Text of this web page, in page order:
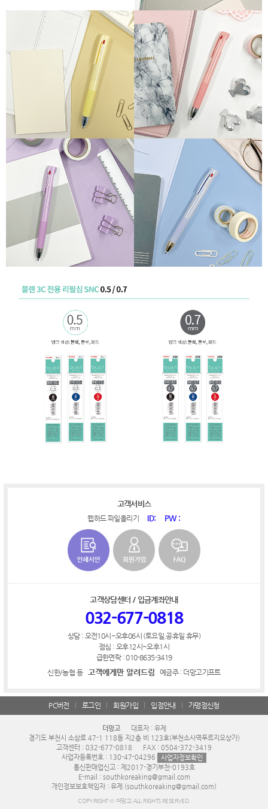
고객서비스
웹하드 파일올리기 ID: PW :
고객상담센터 / 입금계좌안내
032-677-0818
상담 : 오전10시~오후06시 (토요일,공휴일 휴무)
점심 : 오후12시~오후1시
급한연락 : 010-8635-3419
신한/농협 등
고객에게만 알려드림 예금주 : 더망고기프트
PC버전 로그인 회원가입 입점안내 가맹점신청
더망고
대표자 : 유제
경기도 부천시 소삼로 47-1 118동 지2층 비 123호(부천소사역푸르지오상가)
고객센터 : 032-677-0818
FAX : 0504-372-3419
사업자등록번호 : 130-47-04296
사업자정보확인
통신판매업신고 : 제2017-경기부천-0193호
E-mail : southkoreaking@gmail.com
개인정보보호책임자 : 유제 (southkoreaking@gmail.com)
COPYRIGHT © 더망고 ALL RIGHTS RESERVED.